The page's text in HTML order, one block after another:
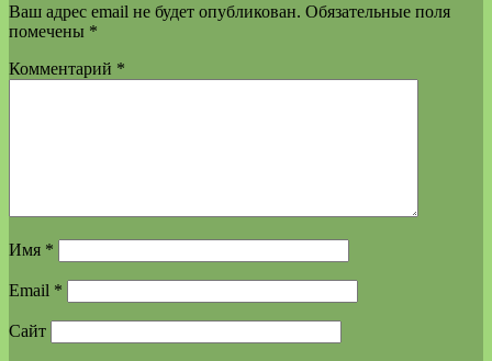
Ваш адрес email не будет опубликован. Обязательные поля
помечены *
Комментарий *
Имя *
Email *
Сайт